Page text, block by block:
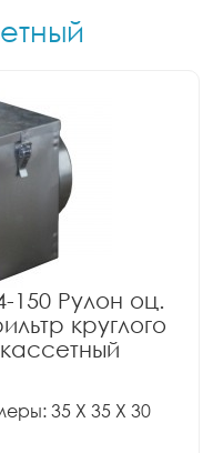
150 Рулон оц.
круглого
35 X 35 X 30